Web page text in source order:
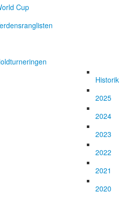
Cup
Historik
2025
2024
2023
2022
2021
2020